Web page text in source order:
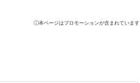
ⓘ本ページはプロモーションが含まれています